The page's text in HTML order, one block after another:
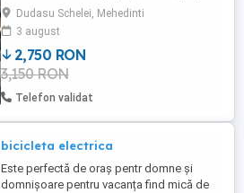
pentru adulți ușoară și pliabila limitată la
25 la ora suportă 120 kg mă dus pe mine
cu 100 kg 27 de kilometri fără probleme
super ușor doar simulezi că dă-i la pedale
urcă pe coastă acte super tare
Dudasu Schelei, Mehedinti
3 august
2,750 RON
3,150 RON
Telefon validat
bicicleta electrica
Este perfectă de oraș pentr domne și
domnișoare pentru vacanța find mică de